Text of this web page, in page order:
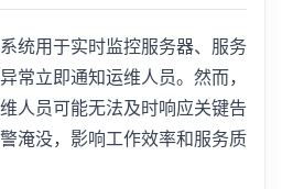
统用于实时监控服务器、服务
常立即通知运维人员。然而，
人员可能无法及时响应关键告
淹没，影响工作效率和服务质